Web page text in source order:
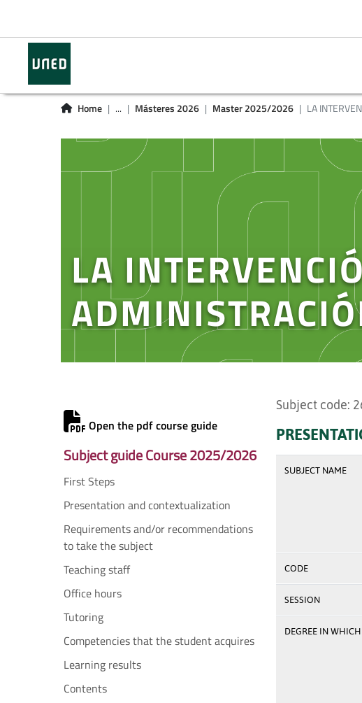
Home ... Másteres 2026 Master 2025/2026 LA
LA
Open the pdf course guide
Subject guide Course 2025/2026
First Steps
Presentation and contextualization
Requirements and/or recommendations
to take the subject
Teaching staff
Office hours
Tutoring
Competencies that the student acquires
Learning results
Contents
Subject code:
SUBJECT NAME
CODE
SESSION
DEGREE IN